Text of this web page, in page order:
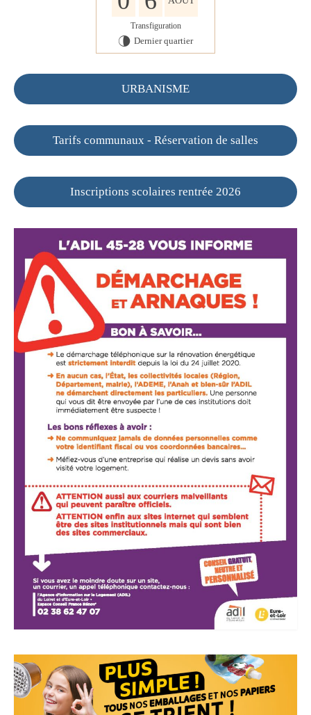
Transfiguration
U Dernier quartier
URBANISME
Tarifs communaux - Réservation de salles
Inscriptions scolaires rentrée 2026